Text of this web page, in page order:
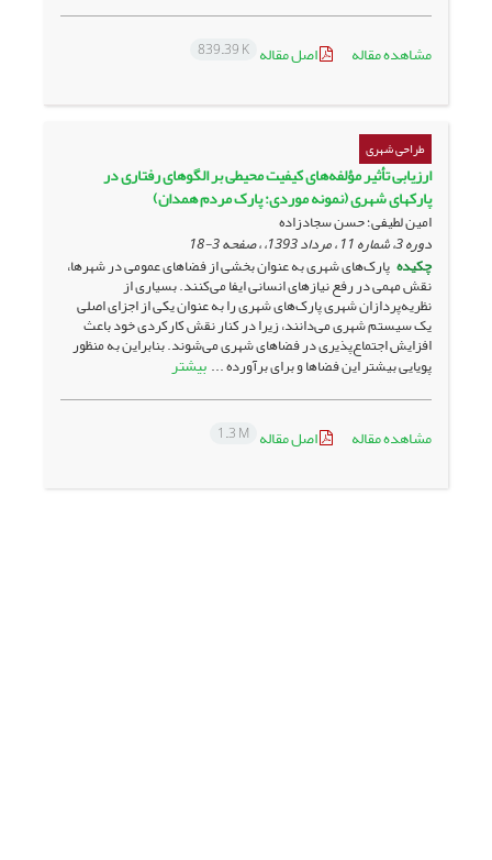
مشاهده مقاله اصل مقاله 839.39 K
طراحی شهری
ارزیابی تأثیر مؤلفه‌های کیفیت محیطی بر الگوهای رفتاری در
پارکهای شهری (نمونه‌ موردی: پارک مردم همدان)
امین لطیفی؛ حسن سجادزاده
دوره 3، شماره 11 ، مرداد 1393، ، صفحه
3-18
چکیده پارک‌های شهری به عنوان بخشی از فضاهای عمومی در شهرها،
نقش مهمی در رفع نیازهای انسانی ایفا می‌کنند. بسیاری از
نظریه‌پردازان شهری پارک‌های شهری را به عنوان یکی از اجزای اصلی
یک سیستم شهری می‌دانند، زیرا در کنار نقش کارکردی خود باعث
افزایش اجتماع‌پذیری در فضاهای شهری می‌شوند. بنابراین به منظور
پویایی بیشتر این فضاها و برای برآورده ... بیشتر
مشاهده مقاله اصل مقاله 1.3 M